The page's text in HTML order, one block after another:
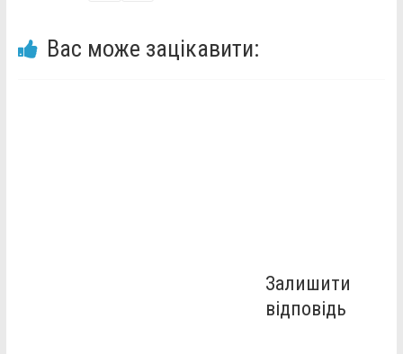
Вас може зацікавити:
Залишити
відповідь